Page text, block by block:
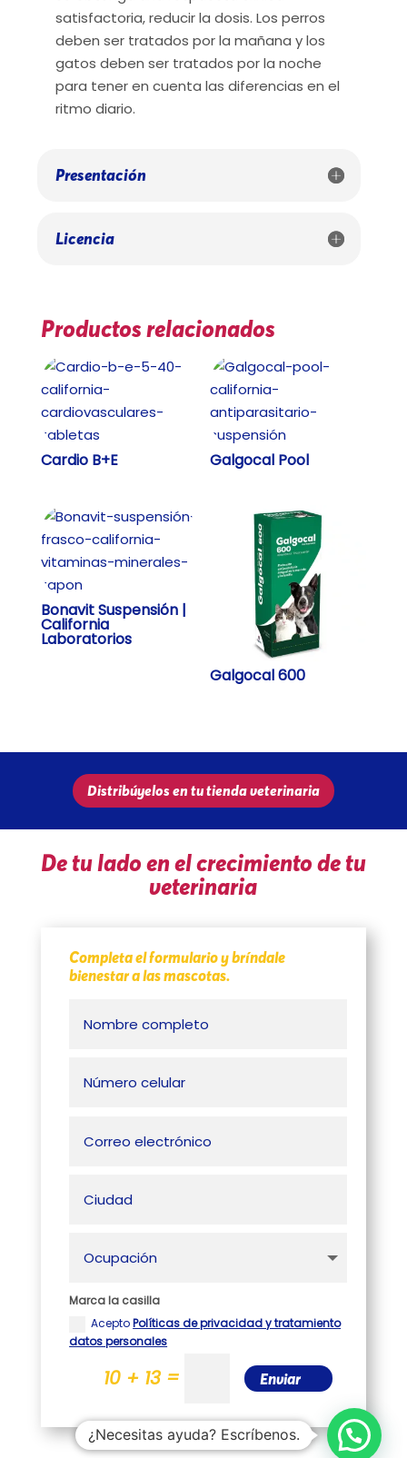
satisfactoria, reducir la dosis. Los perros
deben ser tratados por la mañana y los
gatos deben ser tratados por la noche
para tener en cuenta las diferencias en el
ritmo diario.
Presentación
Licencia
Productos relacionados
Cardio B+E Galgocal Pool
Bonavit Suspensión |
California
Laboratorios
Galgocal 600
Distribúyelos en tu tienda veterinaria
De tu lado en el crecimiento de tu
veterinaria
Completa el formulario y bríndale
bienestar a las mascotas.
Marca la casilla
AceptoPolíticas de privacidad y tratamiento
datos personales
10 + 13 = Enviar
¿Necesitas ayuda? Escríbenos.